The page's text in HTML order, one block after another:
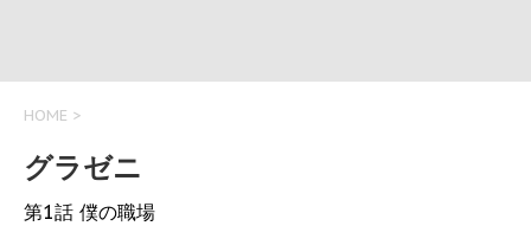
HOME >
グラゼニ
第1話 僕の職場